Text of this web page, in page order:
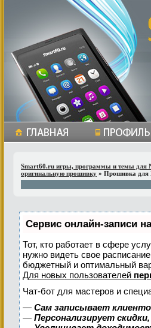
Smart60.ru игры, программы и темы для
оригинальную прошивку » Прошивка для
Сервис онлайн-записи
Тот, кто работает в сфере
нужно видеть свое
бюджетный и оптимальный
Для новых пользователей
Чат-бот для мастеров и
— Сам записывает
— Персонализирует